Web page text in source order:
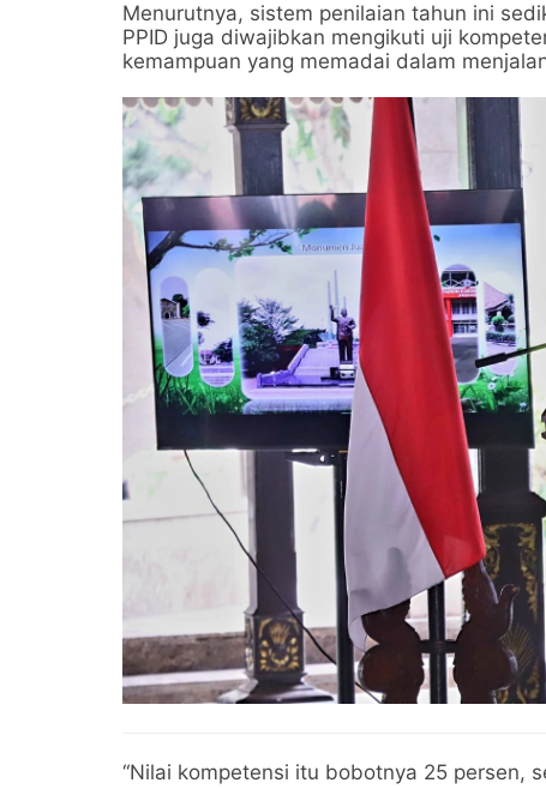
Menurutnya, sistem penilaian tahun ini
PPID juga diwajibkan mengikuti uji
kemampuan yang memadai dalam
“Nilai kompetensi itu bobotnya 25 persen,